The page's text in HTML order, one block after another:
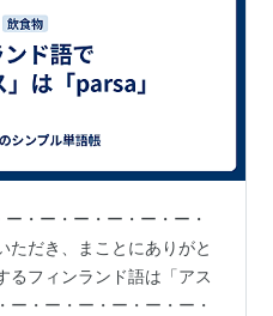
ASIN:B000228UFS
2007年1月17日、BEAT
日)(廃盤)
イヴ会場/通信販売限定)
・ー・ー・ー・ー・ー・
ただき、まことにありがと
るフィンランド語は「アス
・ー・ー・ー・ー・ー・